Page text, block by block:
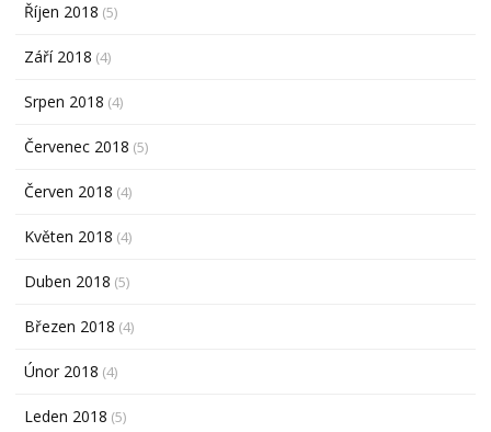
Říjen 2018 (5)
Září 2018 (4)
Srpen 2018 (4)
Červenec 2018 (5)
Červen 2018 (4)
Květen 2018 (4)
Duben 2018 (5)
Březen 2018 (4)
Únor 2018 (4)
Leden 2018 (5)